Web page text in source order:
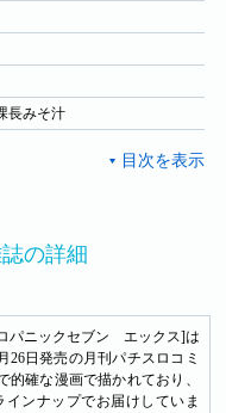
長みそ汁
の詳細
パニックセブン エックス]は
26日発売の月刊パチスロコミ
確な漫画で描かれており、
ンナップでお届けしていま